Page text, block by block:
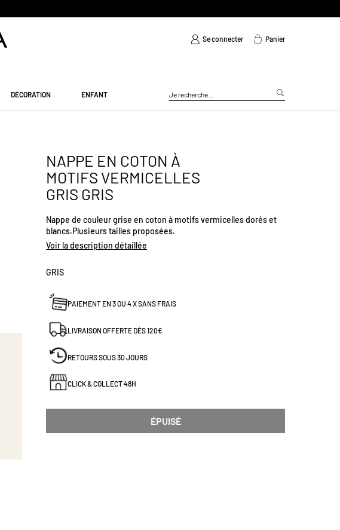
Se connecter Panier
DÉCORATION ENFANT
NAPPE EN COTON À
MOTIFS VERMICELLES
GRIS GRIS
Nappe de couleur grise en coton à motifs vermicelles dorés et
blancs.Plusieurs tailles proposées.
Voir la description détaillée
GRIS
PAIEMENT EN 3 OU 4 X SANS FRAIS
LIVRAISON OFFERTE DÈS 120€
RETOURS SOUS 30 JOURS
CLICK & COLLECT 48H
ÉPUISÉ